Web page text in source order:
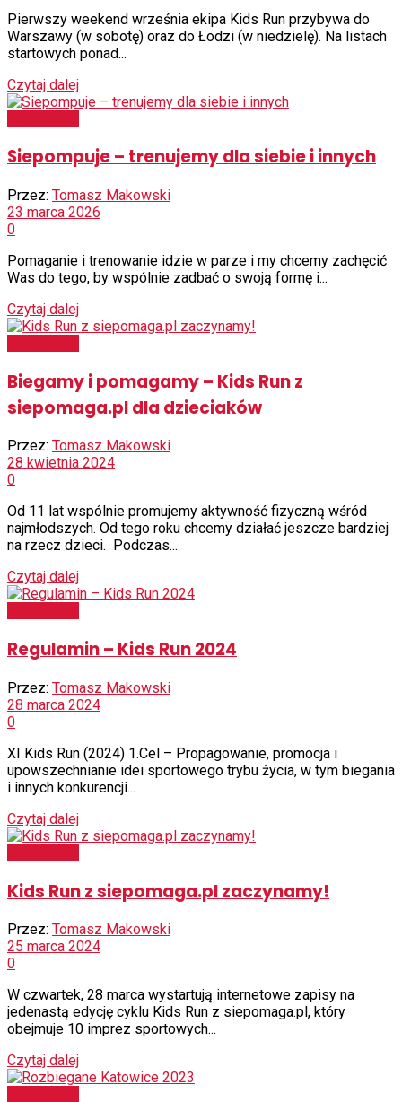
Pierwszy weekend września ekipa Kids Run przybywa do
Warszawy (w sobotę) oraz do Łodzi (w niedzielę). Na listach
startowych ponad...
Czytaj dalej
Siepompuje – trenujemy dla siebie i innych
Przez: Tomasz Makowski
23 marca 2026
0
Pomaganie i trenowanie idzie w parze i my chcemy zachęcić
Was do tego, by wspólnie zadbać o swoją formę i...
Czytaj dalej
Biegamy i pomagamy – Kids Run z
siepomaga.pl dla dzieciaków
Przez: Tomasz Makowski
28 kwietnia 2024
0
Od 11 lat wspólnie promujemy aktywność fizyczną wśród
najmłodszych. Od tego roku chcemy działać jeszcze bardziej
na rzecz dzieci. Podczas...
Czytaj dalej
Regulamin – Kids Run 2024
Przez: Tomasz Makowski
28 marca 2024
0
XI Kids Run (2024) 1.Cel – Propagowanie, promocja i
upowszechnianie idei sportowego trybu życia, w tym biegania
i innych konkurencji...
Czytaj dalej
Kids Run z siepomaga.pl zaczynamy!
Przez: Tomasz Makowski
25 marca 2024
0
W czwartek, 28 marca wystartują internetowe zapisy na
jedenastą edycję cyklu Kids Run z siepomaga.pl, który
obejmuje 10 imprez sportowych...
Czytaj dalej